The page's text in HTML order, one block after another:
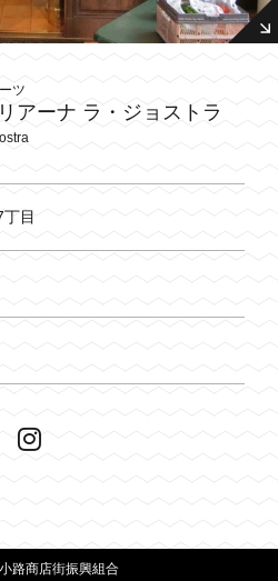
ツ
アーナ ラ・ジョストラ
目
路商店街振興組合